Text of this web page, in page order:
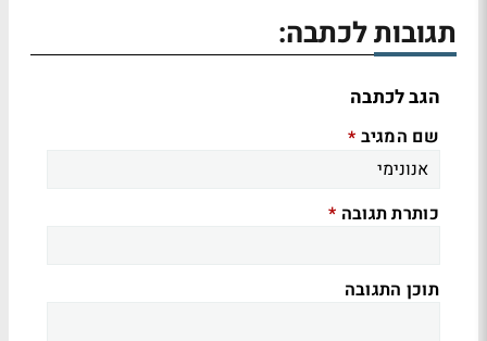
תגובות לכתבה:
הגב לכתבה
שם המגיב *
כותרת תגובה *
תוכן התגובה